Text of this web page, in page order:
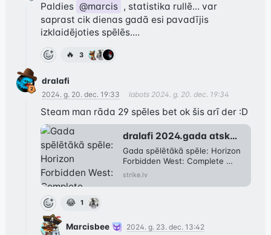
Paldies @marcis , statistika rullē... var
saprast cik dienas gadā esi pavadījis
izklaidējoties spēlēs....
🔥 3
dralafi
2024. g. 20. dec. 19:33 labots 2024. g. 20. dec. 19:34
dralafi 2024.gada atskats
Gada spēlētākā spēle: Horizon
Forbidden West: Complete
Edition
strike.lv
😂 1
Marcisbee 2024. g. 23. dec. 13:42